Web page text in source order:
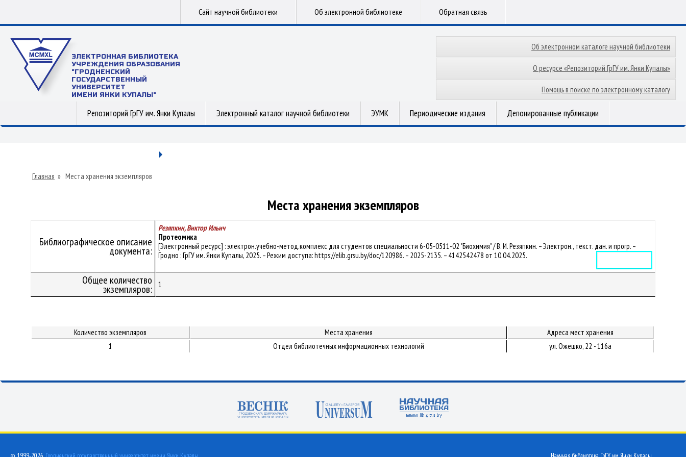
Сайт научной библиотеки Об электронной библиотеке Обратная связь
ЭЛЕКТРОННАЯ БИБЛИОТЕКА
УЧРЕЖДЕНИЯ ОБРАЗОВАНИЯ
"ГРОДНЕНСКИЙ
ГОСУДАРСТВЕННЫЙ
УНИВЕРСИТЕТ
ИМЕНИ ЯНКИ КУПАЛЫ"
Об электронном каталоге научной библиотеки
О ресурсе «Репозиторий ГрГУ им. Янки Купалы»
Помощь в поиске по электронному каталогу
Репозиторий ГрГУ им. Янки Купалы Электронный каталог научной библиотеки ЭУМК Периодические издания Депонированные публикации
Главная » Места хранения экземпляров
Места хранения экземпляров
Библиографическое описание
документа:
Резяпкин, Виктор Ильич
Протеомика
[Электронный ресурс] : электрон.учебно-метод.комплекс для студентов специальности 6-05-0511-02 "Биохимия" / В. И. Резяпкин. – Электрон., текст. дан. и прогр. –
Гродно : ГрГУ им. Янки Купалы, 2025. – Режим доступа: https://elib.grsu.by/doc/120986. – 2025-2135. – 4142542478 от 10.04.2025.
Общее количество
экземпляров: 1
Количество экземпляров Места хранения
Адреса мест хранения
1
Отдел библиотечных информационных технологий ул. Ожешко, 22 - 116а